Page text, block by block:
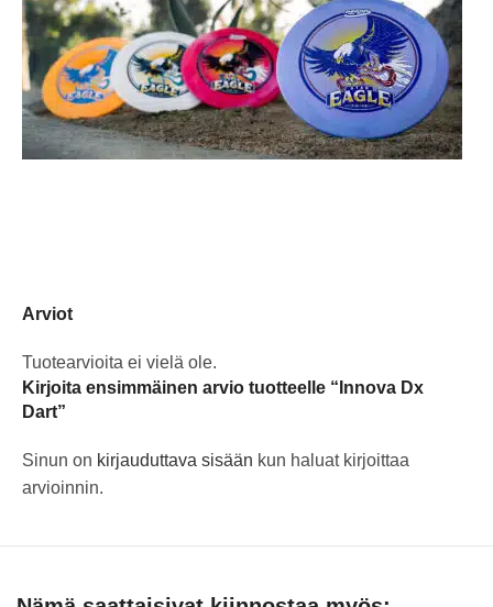
Arviot
Tuotearvioita ei vielä ole.
Kirjoita ensimmäinen arvio tuotteelle “Innova Dx
Dart”
Sinun on kirjauduttava sisään kun haluat kirjoittaa
arvioinnin.